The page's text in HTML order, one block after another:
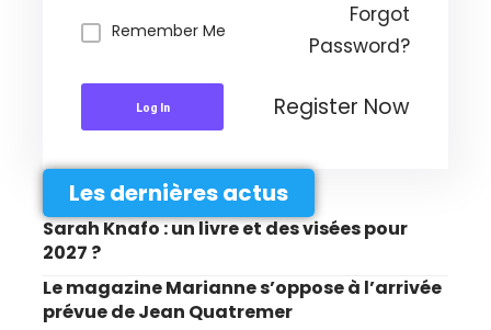
Remember Me
Forgot
Password?
Log In Register Now
Les dernières actus
Sarah Knafo : un livre et des visées pour
2027 ?
Le magazine Marianne s’oppose à l’arrivée
prévue de Jean Quatremer